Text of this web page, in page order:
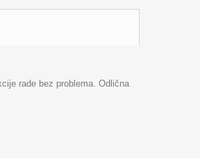
rade bez problema. Odlična